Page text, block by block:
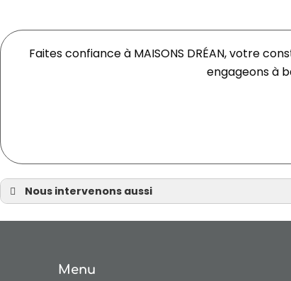
Faites confiance à MAISONS DRÉAN, votre
engageons à
Nous intervenons aussi
Constructeur de maison Châteaubriant
Menu